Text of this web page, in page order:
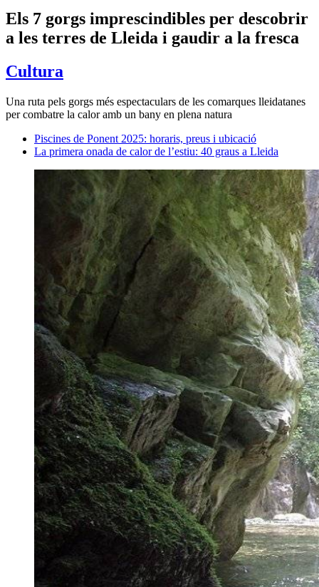
Els 7 gorgs imprescindibles per descobrir
a les terres de Lleida i gaudir a la fresca
Cultura
Una ruta pels gorgs més espectaculars de les comarques lleidatanes
per combatre la calor amb un bany en plena natura
Piscines de Ponent 2025: horaris, preus i ubicació
La primera onada de calor de l’estiu: 40 graus a Lleida